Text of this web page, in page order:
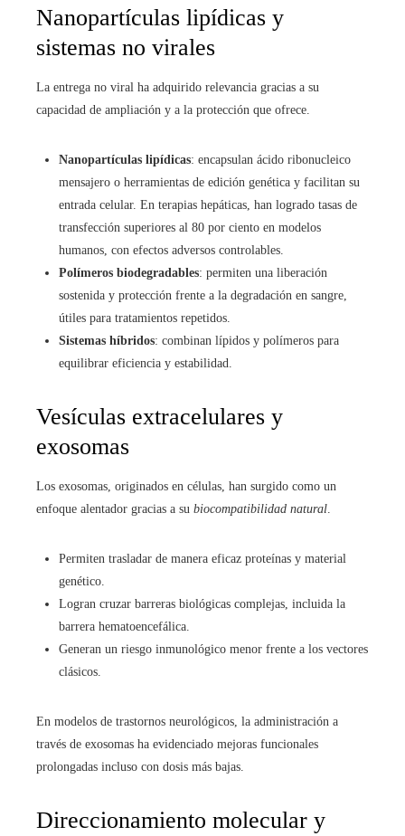
Nanopartículas lipídicas y
sistemas no virales
La entrega no viral ha adquirido relevancia gracias a su
capacidad de ampliación y a la protección que ofrece.
Nanopartículas lipídicas: encapsulan ácido ribonucleico
mensajero o herramientas de edición genética y facilitan su
entrada celular. En terapias hepáticas, han logrado tasas de
transfección superiores al 80 por ciento en modelos
humanos, con efectos adversos controlables.
Polímeros biodegradables: permiten una liberación
sostenida y protección frente a la degradación en sangre,
útiles para tratamientos repetidos.
Sistemas híbridos: combinan lípidos y polímeros para
equilibrar eficiencia y estabilidad.
Vesículas extracelulares y
exosomas
Los exosomas, originados en células, han surgido como un
enfoque alentador gracias a su biocompatibilidad natural.
Permiten trasladar de manera eficaz proteínas y material
genético.
Logran cruzar barreras biológicas complejas, incluida la
barrera hematoencefálica.
Generan un riesgo inmunológico menor frente a los vectores
clásicos.
En modelos de trastornos neurológicos, la administración a
través de exosomas ha evidenciado mejoras funcionales
prolongadas incluso con dosis más bajas.
Direccionamiento molecular y